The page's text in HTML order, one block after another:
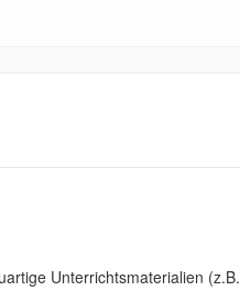
Unterrichtsmaterialien (z.B.